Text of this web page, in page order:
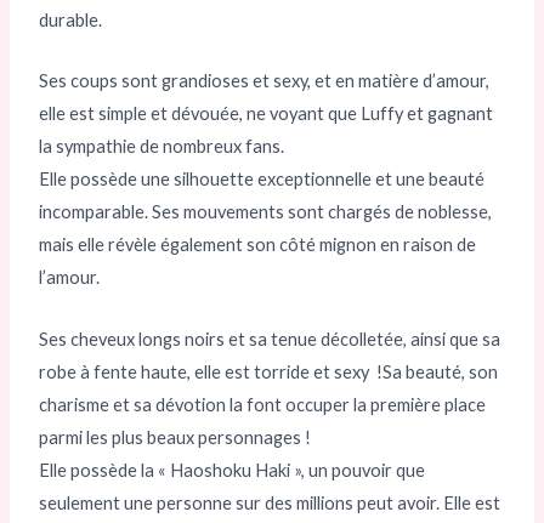
durable.
Ses coups sont grandioses et sexy, et en matière d’amour,
elle est simple et dévouée, ne voyant que Luffy et gagnant
la sympathie de nombreux fans.
Elle possède une silhouette exceptionnelle et une beauté
incomparable. Ses mouvements sont chargés de noblesse,
mais elle révèle également son côté mignon en raison de
l’amour.
Ses cheveux longs noirs et sa tenue décolletée, ainsi que sa
robe à fente haute, elle est torride et sexy !Sa beauté, son
charisme et sa dévotion la font occuper la première place
parmi les plus beaux personnages !
Elle possède la « Haoshoku Haki », un pouvoir que
seulement une personne sur des millions peut avoir. Elle est